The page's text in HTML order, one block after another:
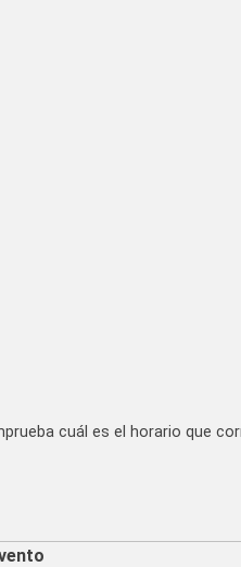
cuál es el horario que